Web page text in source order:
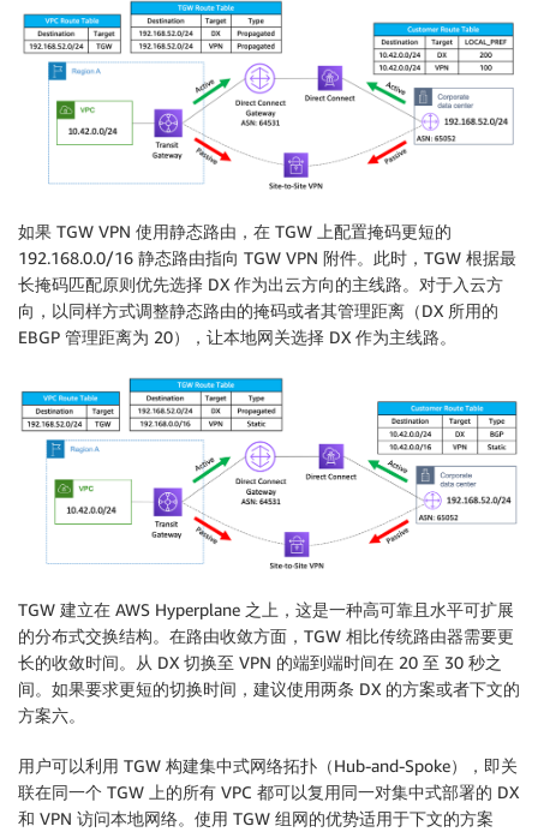
如果 TGW VPN 使用静态路由，在 TGW 上配置掩码更短的
192.168.0.0/16 静态路由指向 TGW VPN 附件。此时，TGW 根据最
长掩码匹配原则优先选择 DX 作为出云方向的主线路。对于入云方
向，以同样方式调整静态路由的掩码或者其管理距离（DX 所用的
EBGP 管理距离为 20），让本地网关选择 DX 作为主线路。
TGW 建立在 AWS Hyperplane 之上，这是一种高可靠且水平可扩展
的分布式交换结构。在路由收敛方面，TGW 相比传统路由器需要更
长的收敛时间。从 DX 切换至 VPN 的端到端时间在 20 至 30 秒之
间。如果要求更短的切换时间，建议使用两条 DX 的方案或者下文的
方案六。
用户可以利用 TGW 构建集中式网络拓扑（Hub-and-Spoke），即关
联在同一个 TGW 上的所有 VPC 都可以复用同一对集中式部署的 DX
和 VPN 访问本地网络。使用 TGW 组网的优势适用于下文的方案